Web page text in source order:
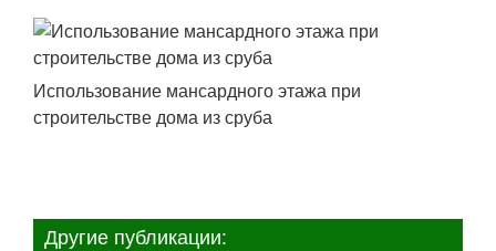
Использование мансардного этажа при
строительстве дома из сруба
Другие публикации: